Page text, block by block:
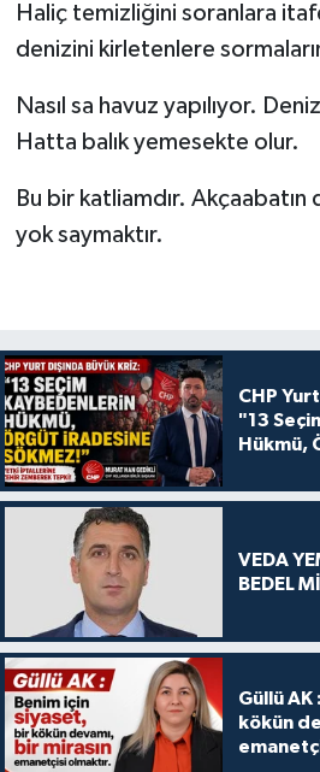
Haliç temizliğini soranlara
denizini kirletenlere
Nasıl sa havuz yapılıyor.
Hatta balık yemesekte olur.
Bu bir katliamdır. Akçaabatın
yok saymaktır.
CHP
"13
Hükmü,
VEDA
BEDEL
Güllü
kökün